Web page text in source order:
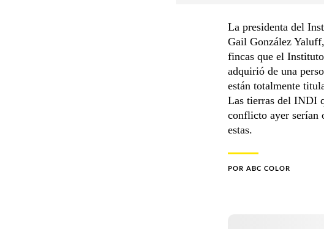
La presidenta del
Gail González
fincas que el
adquirió de una
están totalmente
Las tierras del INDI
conflicto ayer serían
estas.
POR ABC COLOR